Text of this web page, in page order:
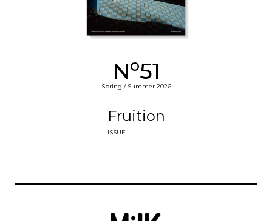
No51
Spring / Summer 2026
Fruition
ISSUE